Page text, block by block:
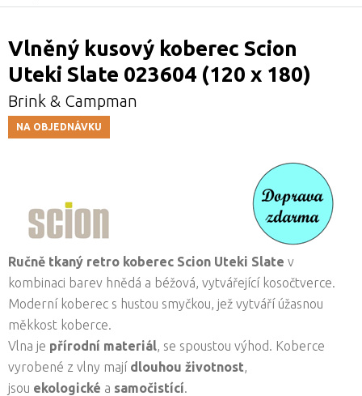
Vlněný kusový koberec Scion
Uteki Slate 023604 (120 x 180)
Brink & Campman
NA OBJEDNÁVKU
Ručně tkaný retro koberec Scion Uteki Slate v
kombinaci barev hnědá a béžová, vytvářející kosočtverce.
Moderní koberec s hustou smyčkou, jež vytváří úžasnou
měkkost koberce.
Vlna je přírodní materiál, se spoustou výhod. Koberce
vyrobené z vlny mají dlouhou životnost,
jsou ekologické a samočistící.